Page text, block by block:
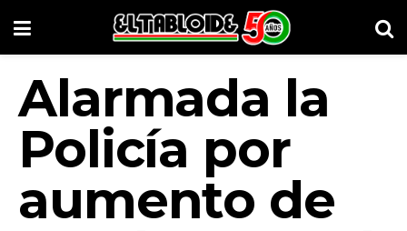
Alarmada la
Policía por
aumento de